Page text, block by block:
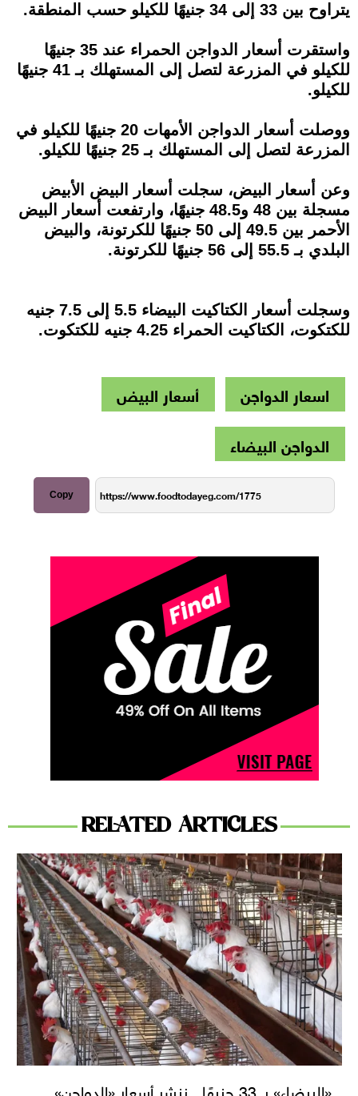
يتراوح بين 33 إلى 34 جنيهًا للكيلو حسب المنطقة.
واستقرت أسعار الدواجن الحمراء عند 35 جنيهًا
للكيلو في المزرعة لتصل إلى المستهلك بـ 41 جنيهًا
للكيلو.
ووصلت أسعار الدواجن الأمهات 20 جنيهًا للكيلو في
المزرعة لتصل إلى المستهلك بـ 25 جنيهًا للكيلو.
وعن أسعار البيض، سجلت أسعار البيض الأبيض
مسجلة بين 48 و48.5 جنيهًا، وارتفعت أسعار البيض
الأحمر بين 49.5 إلى 50 جنيهًا للكرتونة، والبيض
البلدي بـ 55.5 إلى 56 جنيهًا للكرتونة.
وسجلت أسعار الكتاكيت البيضاء 5.5 إلى 7.5 جنيه
للكتكوت، الكتاكيت الحمراء 4.25 جنيه للكتكوت.
اسعار الدواجن
أسعار البيض
الدواجن البيضاء
Copy
RELATED ARTICLES
«البيضاء» بـ 33 جنيهًا.. ننشر أسعار «الدواجن»